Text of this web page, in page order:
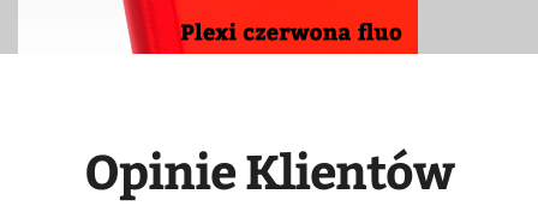
Opinie Klientów